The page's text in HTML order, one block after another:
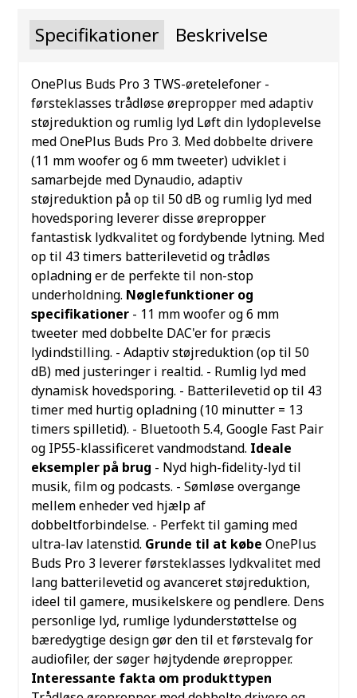
Specifikationer Beskrivelse
OnePlus Buds Pro 3 TWS-øretelefoner -
førsteklasses trådløse ørepropper med adaptiv
støjreduktion og rumlig lyd Løft din lydoplevelse
med OnePlus Buds Pro 3. Med dobbelte drivere
(11 mm woofer og 6 mm tweeter) udviklet i
samarbejde med Dynaudio, adaptiv
støjreduktion på op til 50 dB og rumlig lyd med
hovedsporing leverer disse ørepropper
fantastisk lydkvalitet og fordybende lytning. Med
op til 43 timers batterilevetid og trådløs
opladning er de perfekte til non-stop
underholdning. Nøglefunktioner og
specifikationer- 11 mm woofer og 6 mm
tweeter med dobbelte DAC'er for præcis
lydindstilling. - Adaptiv støjreduktion (op til 50
dB) med justeringer i realtid. - Rumlig lyd med
dynamisk hovedsporing. - Batterilevetid op til 43
timer med hurtig opladning (10 minutter = 13
timers spilletid). - Bluetooth 5.4, Google Fast Pair
og IP55-klassificeret vandmodstand. Ideale
eksempler på brug - Nyd high-fidelity-lyd til
musik, film og podcasts. - Sømløse overgange
mellem enheder ved hjælp af
dobbeltforbindelse. - Perfekt til gaming med
ultra-lav latenstid. Grunde til at købe OnePlus
Buds Pro 3 leverer førsteklasses lydkvalitet med
lang batterilevetid og avanceret støjreduktion,
ideel til gamere, musikelskere og pendlere. Dens
personlige lyd, rumlige lydunderstøttelse og
bæredygtige design gør den til et førstevalg for
audiofiler, der søger højtydende ørepropper.
Interessante fakta om produkttypen